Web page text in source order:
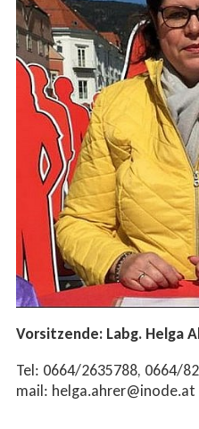
Vorsitzende: Labg. Helga
Tel: 0664/2635788, 0664/
mail: helga.ahrer@inode.at